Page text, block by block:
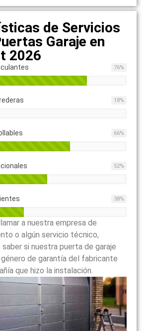
de Servicios
Garaje en
2026
76%
18%
66%
52%
38%
a nuestra empresa de
o algún servicio técnico,
si nuestra puerta de garaje
de garantía del fabricante
que hizo la instalación.